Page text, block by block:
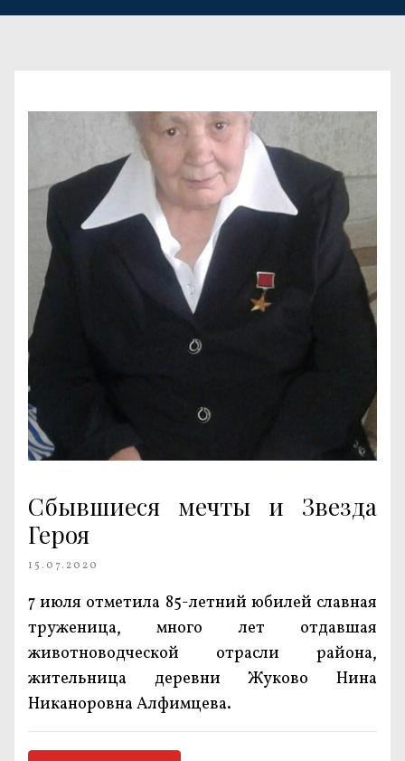
Сбывшиеся мечты и Звезда
Героя
15.07.2020
7 июля отметила 85-летний юбилей славная
труженица, много лет отдавшая
животноводческой отрасли района,
жительница деревни Жуково Нина
Никаноровна Алфимцева.